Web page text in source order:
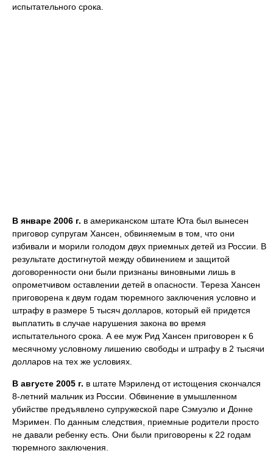
испытательного срока.
В январе 2006 г. в американском штате Юта был вынесен
приговор супругам Хансен, обвиняемым в том, что они
избивали и морили голодом двух приемных детей из России. В
результате достигнутой между обвинением и защитой
договоренности они были признаны виновными лишь в
опрометчивом оставлении детей в опасности. Тереза Хансен
приговорена к двум годам тюремного заключения условно и
штрафу в размере 5 тысяч долларов, который ей придется
выплатить в случае нарушения закона во время
испытательного срока. А ее муж Рид Хансен приговорен к 6
месячному условному лишению свободы и штрафу в 2 тысячи
долларов на тех же условиях.
В августе 2005 г. в штате Мэриленд от истощения скончался
8-летний мальчик из России. Обвинение в умышленном
убийстве предъявлено супружеской паре Сэмуэлю и Донне
Мэримен. По данным следствия, приемные родители просто
не давали ребенку есть. Они были приговорены к 22 годам
тюремного заключения.